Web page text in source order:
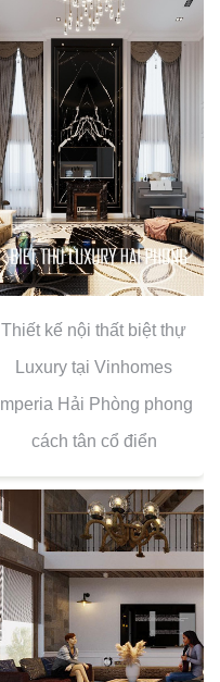
Thiết kế nội thất biệt thự
Luxury tại Vinhomes
Imperia Hải Phòng phong
cách tân cổ điển